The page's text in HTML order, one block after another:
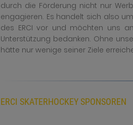
durch die Förderung nicht nur
engagieren. Es handelt sich also
des ERCI vor und möchten uns
Unterstützung bedanken. Ohne
hätte nur wenige seiner Ziele
ERCI SKATERHOCKEY SPONSOREN